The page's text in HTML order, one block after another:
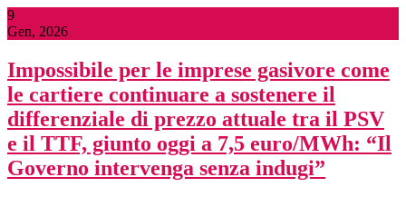
9
Gen, 2026
Impossibile per le imprese gasivore come
le cartiere continuare a sostenere il
differenziale di prezzo attuale tra il PSV
e il TTF, giunto oggi a 7,5 euro/MWh: “Il
Governo intervenga senza indugi”